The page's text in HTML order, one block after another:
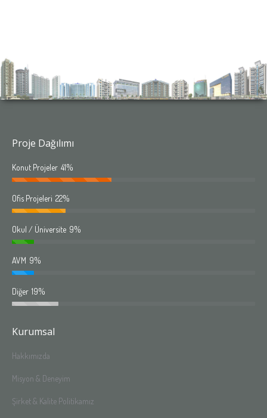
Proje Dağılımı
Konut Projeler 41%
Ofis Projeleri 22%
Okul / Üniversite 9%
AVM 9%
Diğer 19%
Kurumsal
Hakkımızda
Misyon & Deneyim
Şirket & Kalite Politikamız